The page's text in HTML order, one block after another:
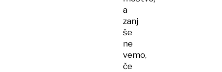
a
zanj
še
ne
vemo,
če